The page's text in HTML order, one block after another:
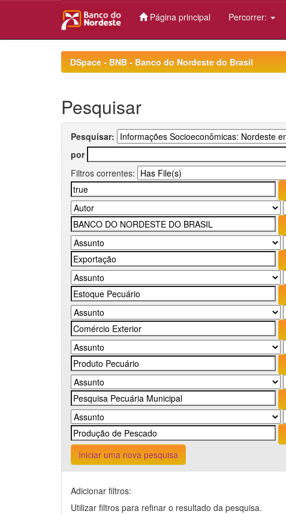
Página principal Percorrer:
DSpace - BNB - Banco do Nordeste do Brasil
Pesquisar
Pesquisar:
por
Filtros correntes:
Iniciar uma nova pesquisa
Adicionar filtros:
Utilizar filtros para refinar o resultado da pesquisa.